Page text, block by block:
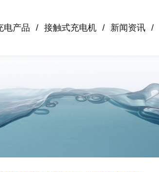
电产品 接触式充电机 新闻资讯